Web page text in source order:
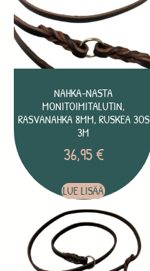
NAHKA-NASTA
MONITOIMITALUTIN,
RASVANAHKA 8MM, RUSKEA 3OS
3M
36,95€
LUE LISÄÄ